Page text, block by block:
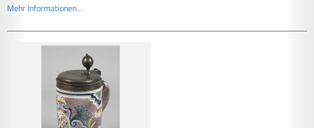
Mehr Informationen...